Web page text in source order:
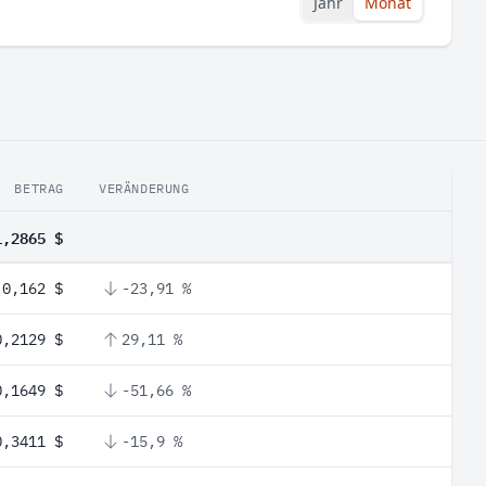
BETRAG VERÄNDERUNG
$
0,162 $ -23,91 %
$ 29,11 %
$ -51,66 %
$ -15,9 %